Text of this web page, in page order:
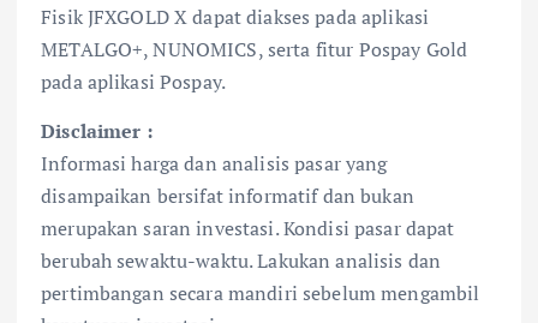
Fisik JFXGOLD X dapat diakses pada aplikasi
METALGO+, NUNOMICS, serta fitur Pospay Gold
pada aplikasi Pospay.
Disclaimer :
Informasi harga dan analisis pasar yang
disampaikan bersifat informatif dan bukan
merupakan saran investasi. Kondisi pasar dapat
berubah sewaktu-waktu. Lakukan analisis dan
pertimbangan secara mandiri sebelum mengambil